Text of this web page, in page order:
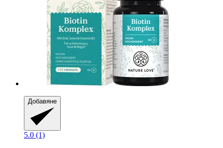
Добавяне
5.0 (1)